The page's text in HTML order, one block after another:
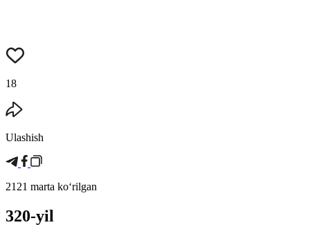
18
Ulashish
2121 marta koʻrilgan
320-yil